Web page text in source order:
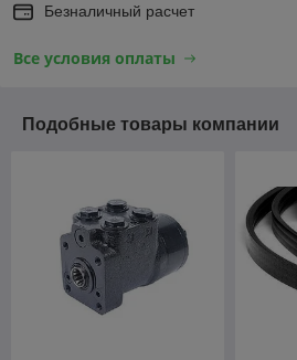
Безналичный расчет
Все условия оплаты
Подобные товары компании